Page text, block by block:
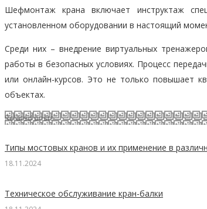
Шефмонтаж крана включает инструктаж
установленном оборудовании в настоящий
Среди них – внедрение виртуальных
работы в безопасных условиях. Процесс
или онлайн-курсов. Это не только повышает
объектах.
Related posts
Типы мостовых кранов и их применение в
18.11.2024
Техническое обслуживание кран-балки